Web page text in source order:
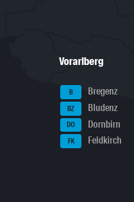
Vorarlberg
B Bregenz
BZ Bludenz
DO Dornbirn
FK Feldkirch